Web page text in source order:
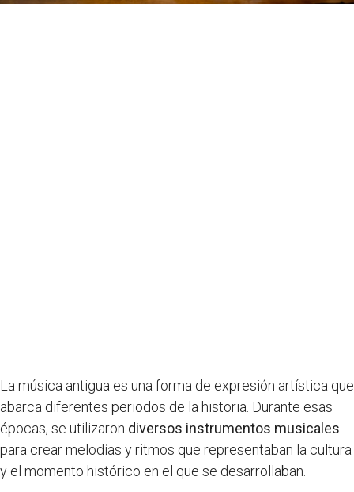
La música antigua es una forma de expresión artística que
abarca diferentes periodos de la historia. Durante esas
épocas, se utilizaron diversos instrumentos musicales
para crear melodías y ritmos que representaban la cultura
y el momento histórico en el que se desarrollaban.